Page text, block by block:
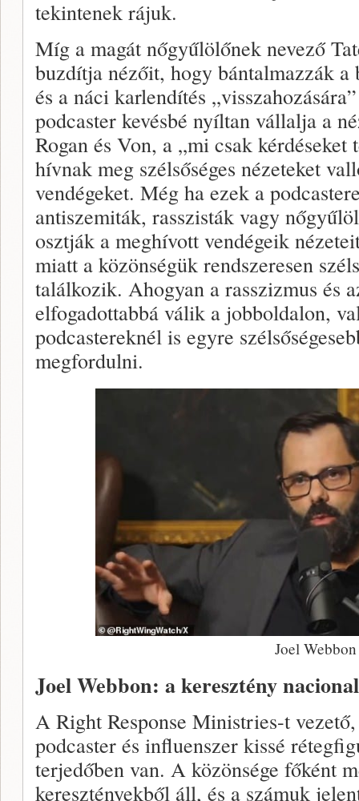
tekintenek rájuk.
Míg a magát nőgyűlölőnek nevező
buzdítja nézőit, hogy bántalmazzák
és a náci karlendítés
podcaster kevésbé nyíltan vállalja a
Rogan és Von, a „mi csak
hívnak meg szélsőséges nézeteket
vendégeket. Még ha ezek a
antiszemiták, rasszisták vagy
osztják a meghívott vendégeik
miatt a közönségük rendszeresen
találkozik. Ahogyan a rasszizmus és
elfogadottabbá válik a jobboldalon,
podcastereknél is egyre
megfordulni.
Joel Webbon
Joel Webbon: a keresztény
A Right Response Ministries-t
podcaster és influenszer kissé
terjedőben van. A közönsége főként
keresztényekből áll, és a számuk